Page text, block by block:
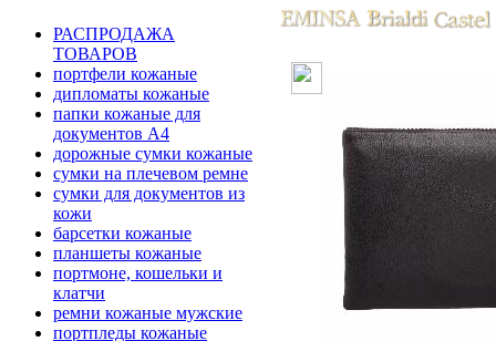
РАСПРОДАЖА
ТОВАРОВ
портфели кожаные
дипломаты кожаные
папки кожаные для
документов А4
дорожные сумки кожаные
сумки на плечевом ремне
сумки для документов из
кожи
барсетки кожаные
планшеты кожаные
портмоне, кошельки и
клатчи
ремни кожаные мужские
портпледы кожаные